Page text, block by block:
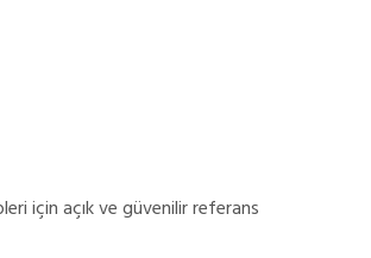
için açık ve güvenilir referans